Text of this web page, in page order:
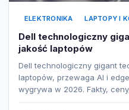
ELEKTRONIKA LAPTOPY I
Dell technologiczny
jakość laptopów
Dell technologiczny gigant
laptopów, przewaga AI i
wygrywa w 2026. Fakty,